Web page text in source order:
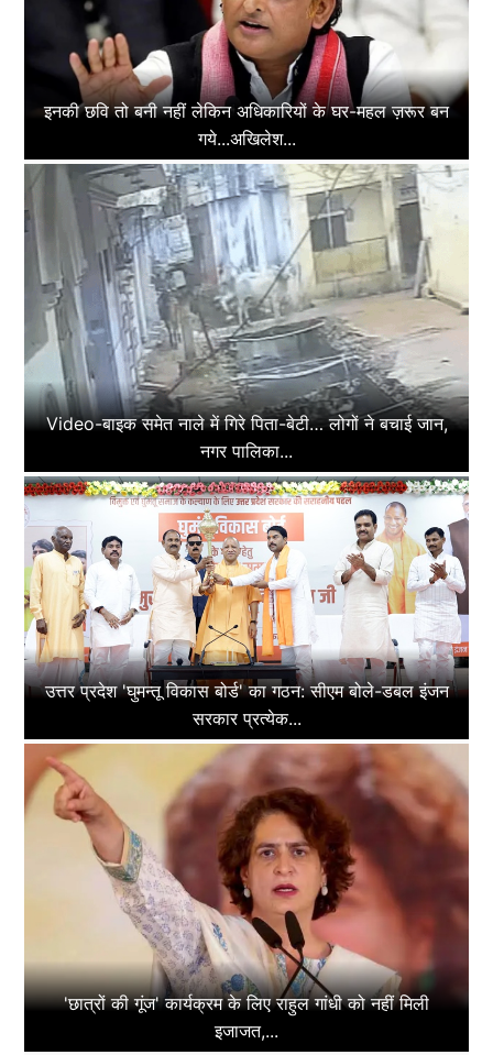
इनकी छवि तो बनी नहीं लेकिन अधिकारियों के घर-महल ज़रूर बन
गये...अखिलेश...
Video-बाइक समेत नाले में गिरे पिता-बेटी… लोगों ने बचाई जान,
नगर पालिका...
उत्तर प्रदेश 'घुमन्तू विकास बोर्ड' का गठन: सीएम बोले-डबल इंजन
सरकार प्रत्येक...
'छात्रों की गूंज' कार्यक्रम के लिए राहुल गांधी को नहीं मिली
इजाजत,...